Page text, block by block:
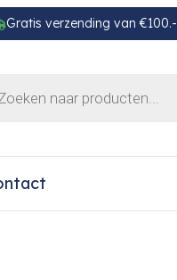
Gratis verzending van €100.-